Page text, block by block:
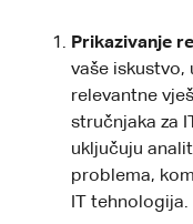
Prikazivanje
vaše iskustvo,
relevantne
stručnjaka za
uključuju
problema,
IT tehnologija.